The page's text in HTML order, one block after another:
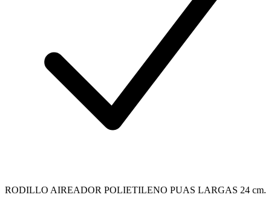
RODILLO AIREADOR POLIETILENO PUAS LARGAS 24 cm.